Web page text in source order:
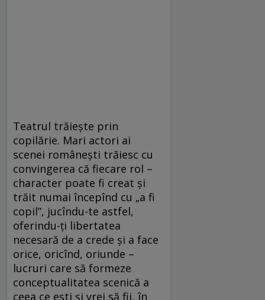
Teatrul trăieşte prin
copilărie. Mari actori ai
scenei româneşti trăiesc cu
convingerea că fiecare rol –
character poate fi creat şi
trăit numai începînd cu „a fi
copil”, jucîndu-te astfel,
oferindu-ţi libertatea
necesară de a crede şi a face
orice, oricînd, oriunde –
lucruri care să formeze
conceptualitatea scenică a
ceea ce eşti şi vrei să fii, în